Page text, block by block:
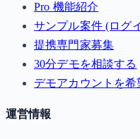
Pro 機能紹介
サンプル案件 (ログ
提携専門家募集
30分デモを相談する
デモアカウントを希
運営情報